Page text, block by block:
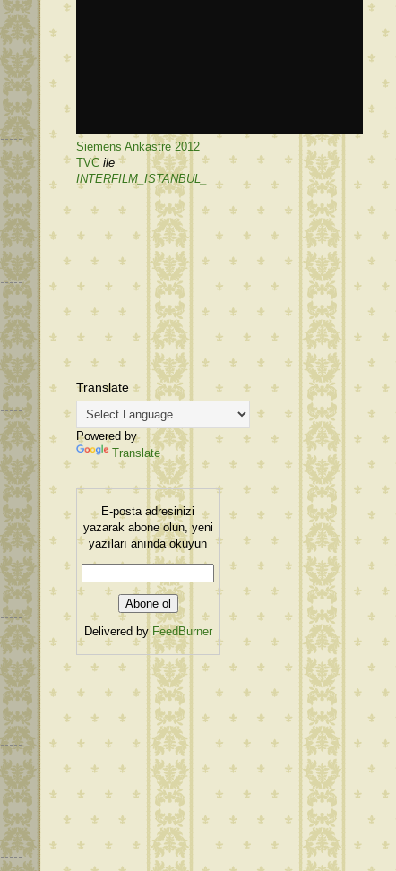
Siemens Ankastre 2012
TVC ile
INTERFILM_ISTANBUL_
Translate
Powered by
Translate
E-posta adresinizi
yazarak abone olun, yeni
yazıları anında okuyun
Delivered by FeedBurner